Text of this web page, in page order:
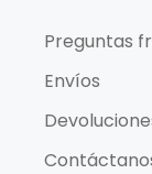
Preguntas
Envíos